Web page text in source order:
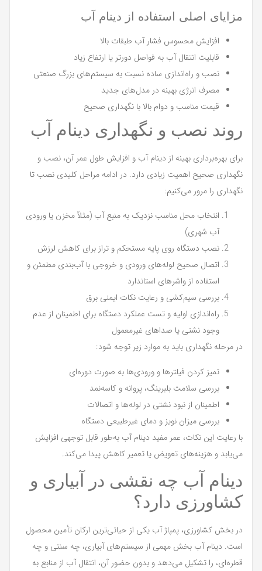
مزایای اصلی استفاده از دینام آب
افزایش محسوس فشار آب طبقات بالا
قابلیت انتقال آب به فواصل دورتر یا ارتفاع زیاد
نصب و راه‌اندازی ساده نسبت به سیستم‌های بزرگ صنعتی
مصرف انرژی بهینه در مدل‌های جدید
قیمت مناسب و دوام بالا با نگهداری صحیح
روند نصب و نگهداری دینام آب
برای بهره‌برداری بهینه از دینام آب و افزایش طول عمر آن، نصب و
نگهداری صحیح اهمیت زیادی دارد. در ادامه مراحل کلیدی نصب تا
نگهداری را مرور می‌کنیم:
انتخاب محل مناسب نزدیک به منبع آب (مثلاً مخزن یا ورودی
آب شهری)
نصب دستگاه روی پایه مستحکم و تراز برای کاهش لرزش
اتصال صحیح لوله‌های ورودی و خروجی با آب‌بندی مطمئن و
استفاده از واشرهای استاندارد
بررسی سیم‌کشی و رعایت نکات ایمنی برق
راه‌اندازی اولیه و تست عملکرد دستگاه برای اطمینان از عدم
وجود نشتی یا صداهای غیرمعمول
در مرحله نگهداری باید به موارد زیر توجه شود:
تمیز کردن فیلترها و ورودی‌ها به صورت دوره‌ای
بررسی سلامت بلبرینگ، پروانه و کاسه‌نمد
اطمینان از نبود نشتی در لوله‌ها و اتصالات
بررسی میزان نویز و دمای غیرطبیعی دستگاه
با رعایت این نکات، عمر مفید دینام آب به‌طور قابل توجهی افزایش
می‌یابد و هزینه‌های تعویض یا تعمیر کاهش پیدا می‌کند.
دینام آب چه نقشی در آبیاری و
کشاورزی دارد؟
در بخش کشاورزی، پمپاژ آب یکی از حیاتی‌ترین ارکان تأمین محصول
است. دینام آب بخش مهمی از سیستم‌های آبیاری، چه سنتی و چه
قطره‌ای، را تشکیل می‌دهد و بدون حضور آن، انتقال آب از منابع به